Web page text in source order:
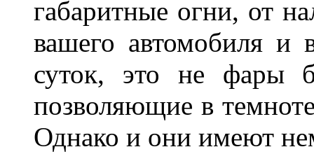
габаритные огни, от
вашего автомобиля и
суток, это не фары
позволяющие в
Однако и они имеют